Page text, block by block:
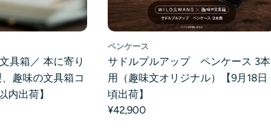
具箱／ 本に寄り
趣味の文具箱コ
内出荷】
ペンケース
サドルプルアップ ペンケース 3本
用（趣味文オリジナル）【9月18日
頃出荷】
¥42,900